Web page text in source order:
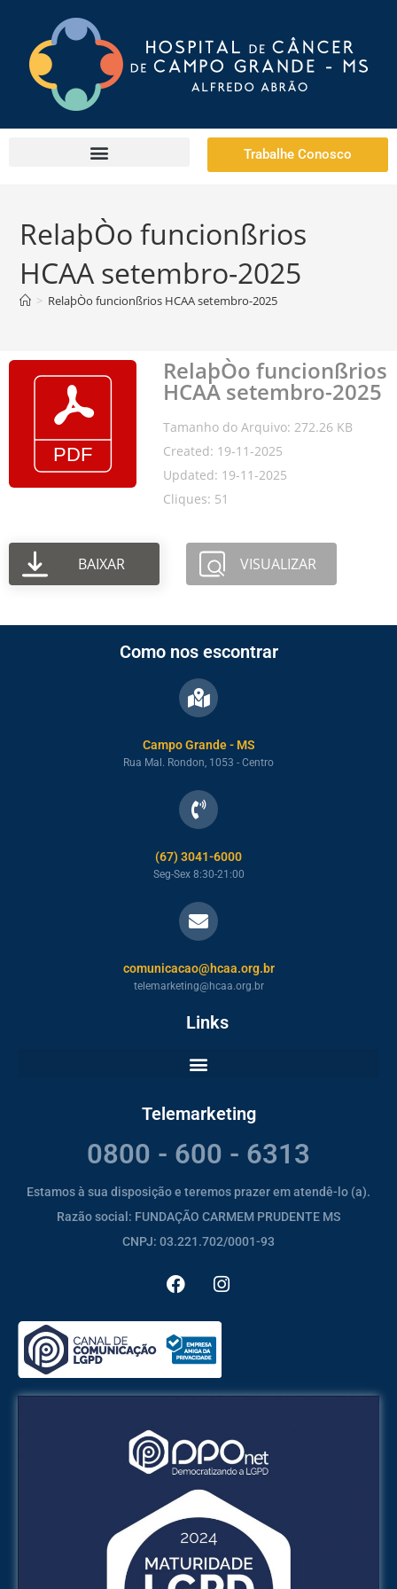
Trabalhe Conosco
RelaþÒo funcionßrios
HCAA setembro-2025
> RelaþÒo funcionßrios HCAA setembro-2025
RelaþÒo funcionßrios
HCAA setembro-2025
Tamanho do Arquivo: 272.26 KB
Created: 19-11-2025
Updated: 19-11-2025
Cliques: 51
BAIXAR VISUALIZAR
Como nos escontrar
Campo Grande - MS
Rua Mal. Rondon, 1053 - Centro
(67) 3041-6000
Seg-Sex 8:30-21:00
comunicacao@hcaa.org.br
telemarketing@hcaa.org.br
Links
Telemarketing
0800 - 600 - 6313
Estamos à sua disposição e teremos prazer em atendê-lo (a).
Razão social: FUNDAÇÃO CARMEM PRUDENTE MS
CNPJ: 03.221.702/0001-93